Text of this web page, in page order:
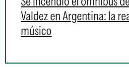
Valdez en Argentina: la
músico